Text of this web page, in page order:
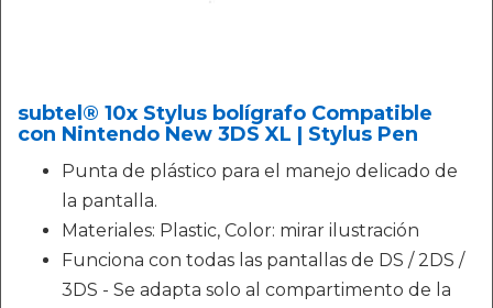
subtel® 10x Stylus bolígrafo Compatible
con Nintendo New 3DS XL | Stylus Pen
Punta de plástico para el manejo delicado de
la pantalla.
Materiales: Plastic, Color: mirar ilustración
Funciona con todas las pantallas de DS / 2DS /
3DS - Se adapta solo al compartimento de la